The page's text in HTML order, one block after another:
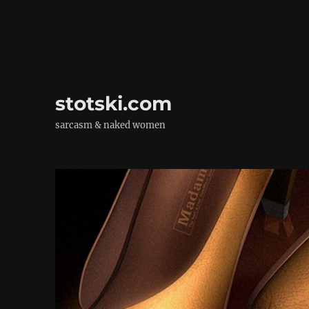
stotski.com
sarcasm & naked women